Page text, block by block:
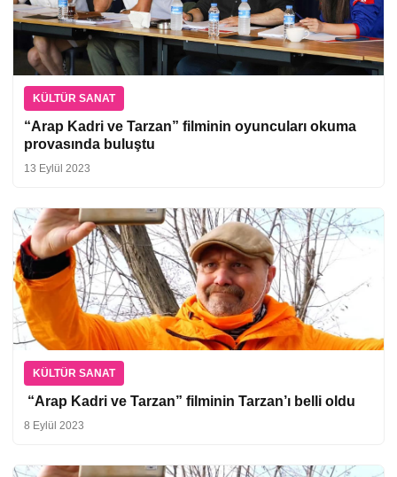
KÜLTÜR SANAT
“Arap Kadri ve Tarzan” filminin oyuncuları okuma
provasında buluştu
13 Eylül 2023
KÜLTÜR SANAT
“Arap Kadri ve Tarzan” filminin Tarzan’ı belli oldu
8 Eylül 2023